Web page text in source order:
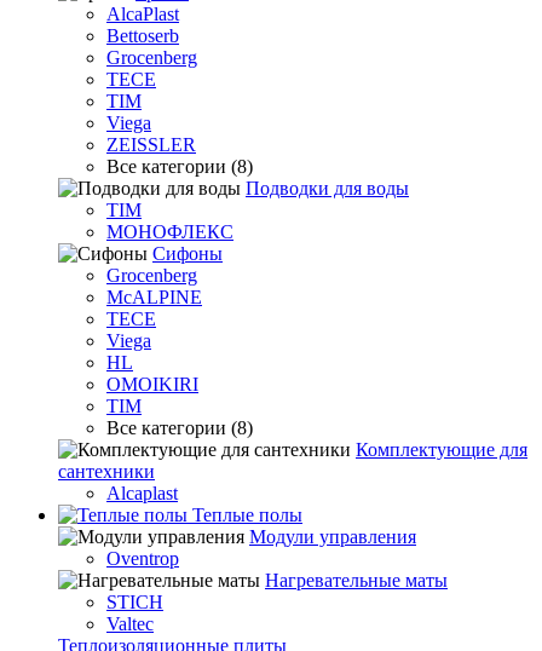
AlcaPlast
Bettoserb
Grocenberg
TECE
TIM
Viega
ZEISSLER
Все категории (8)
Подводки для воды
TIM
МОНОФЛЕКС
Сифоны
Grocenberg
McALPINE
TECE
Viega
HL
OMOIKIRI
TIM
Все категории (8)
Комплектующие для
сантехники
Alcaplast
Теплые полы
Модули управления
Oventrop
Нагревательные маты
STICH
Valtec
Теплоизоляционные плиты